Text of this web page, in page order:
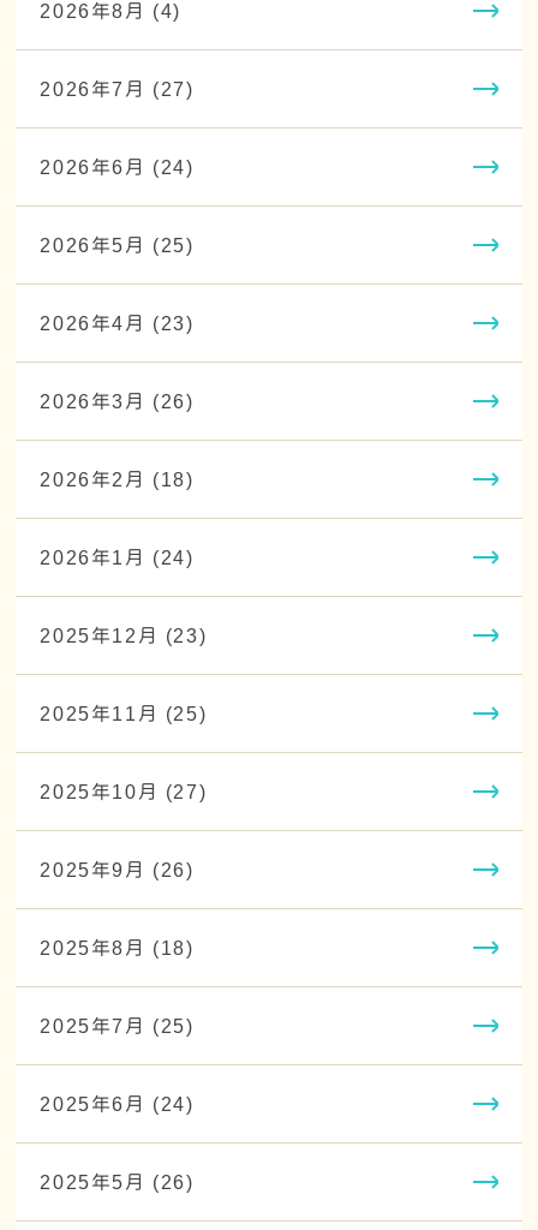
2026年8月 (4)
2026年7月 (27)
2026年6月 (24)
2026年5月 (25)
2026年4月 (23)
2026年3月 (26)
2026年2月 (18)
2026年1月 (24)
2025年12月 (23)
2025年11月 (25)
2025年10月 (27)
2025年9月 (26)
2025年8月 (18)
2025年7月 (25)
2025年6月 (24)
2025年5月 (26)